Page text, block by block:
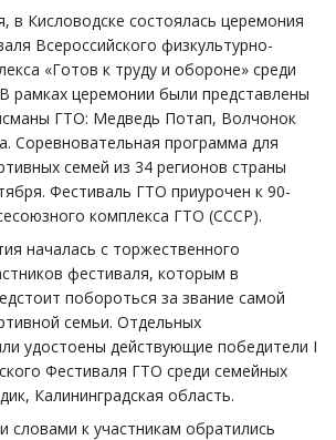
в Кисловодске состоялась церемония
Всероссийского физкультурно-
«Готов к труду и обороне» среди
рамках церемонии были представлены
ГТО: Медведь Потап, Волчонок
Соревновательная программа для
семей из 34 регионов страны
Фестиваль ГТО приурочен к 90-
комплекса ГТО (СССР).
началась с торжественного
фестиваля, которым в
побороться за звание самой
семьи. Отдельных
удостоены действующие победители I
Фестиваля ГТО среди семейных
Калининградская область.
словами к участникам обратились